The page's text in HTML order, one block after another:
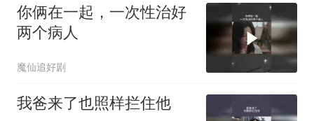
你俩在一起，一次性治好
两个病人
魔仙追好剧
我爸来了也照样拦住他